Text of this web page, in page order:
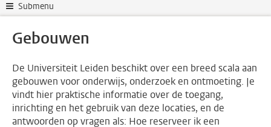
Submenu
Gebouwen
De Universiteit Leiden beschikt over een breed scala aan
gebouwen voor onderwijs, onderzoek en ontmoeting. Je
vindt hier praktische informatie over de toegang,
inrichting en het gebruik van deze locaties, en de
antwoorden op vragen als: Hoe reserveer ik een